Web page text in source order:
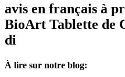
avis en français à
BioArt Tablette de
di
À lire sur notre blog: